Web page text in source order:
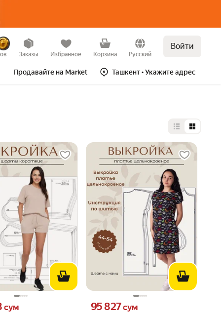
Заказы Избранное Корзина Русский
Войти
Продавайте на Market Ташкент• Укажите адрес
Выбор типа
сум вместо
сум Цена 95827 сум вместо
95 827сум